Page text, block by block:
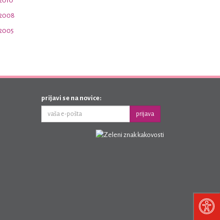
prijavi se na novice:
prijava